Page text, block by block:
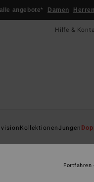
angebote* Damen Herren
Hilfe &
KollektionenJungen
Fortfahren